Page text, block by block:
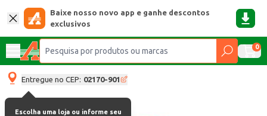
Baixe nosso novo app e ganhe descontos
exclusivos
0
Entregue no CEP: 02170-901
Escolha uma loja ou informe seu